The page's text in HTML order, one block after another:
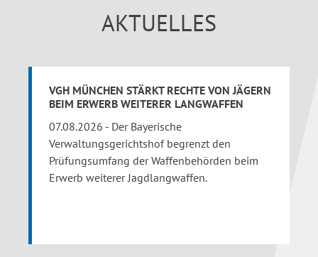
AKTUELLES
VGH MÜNCHEN STÄRKT RECHTE VON JÄGERN
BEIM ERWERB WEITERER LANGWAFFEN
07.08.2026 - Der Bayerische
Verwaltungsgerichtshof begrenzt den
Prüfungsumfang der Waffenbehörden beim
Erwerb weiterer Jagdlangwaffen.